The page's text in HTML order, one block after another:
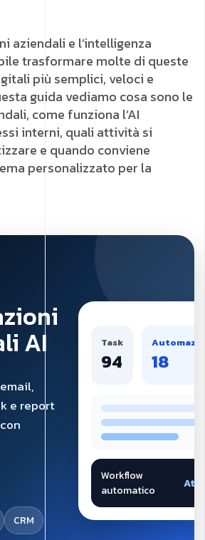
aziendali e l’intelligenza
trasformare molte di queste
più semplici, veloci e
guida vediamo cosa sono le
come funziona l’AI
interni, quali attività si
e quando conviene
personalizzato per la
AI
e report
CRM
Task
94 18
Workflow
automatico